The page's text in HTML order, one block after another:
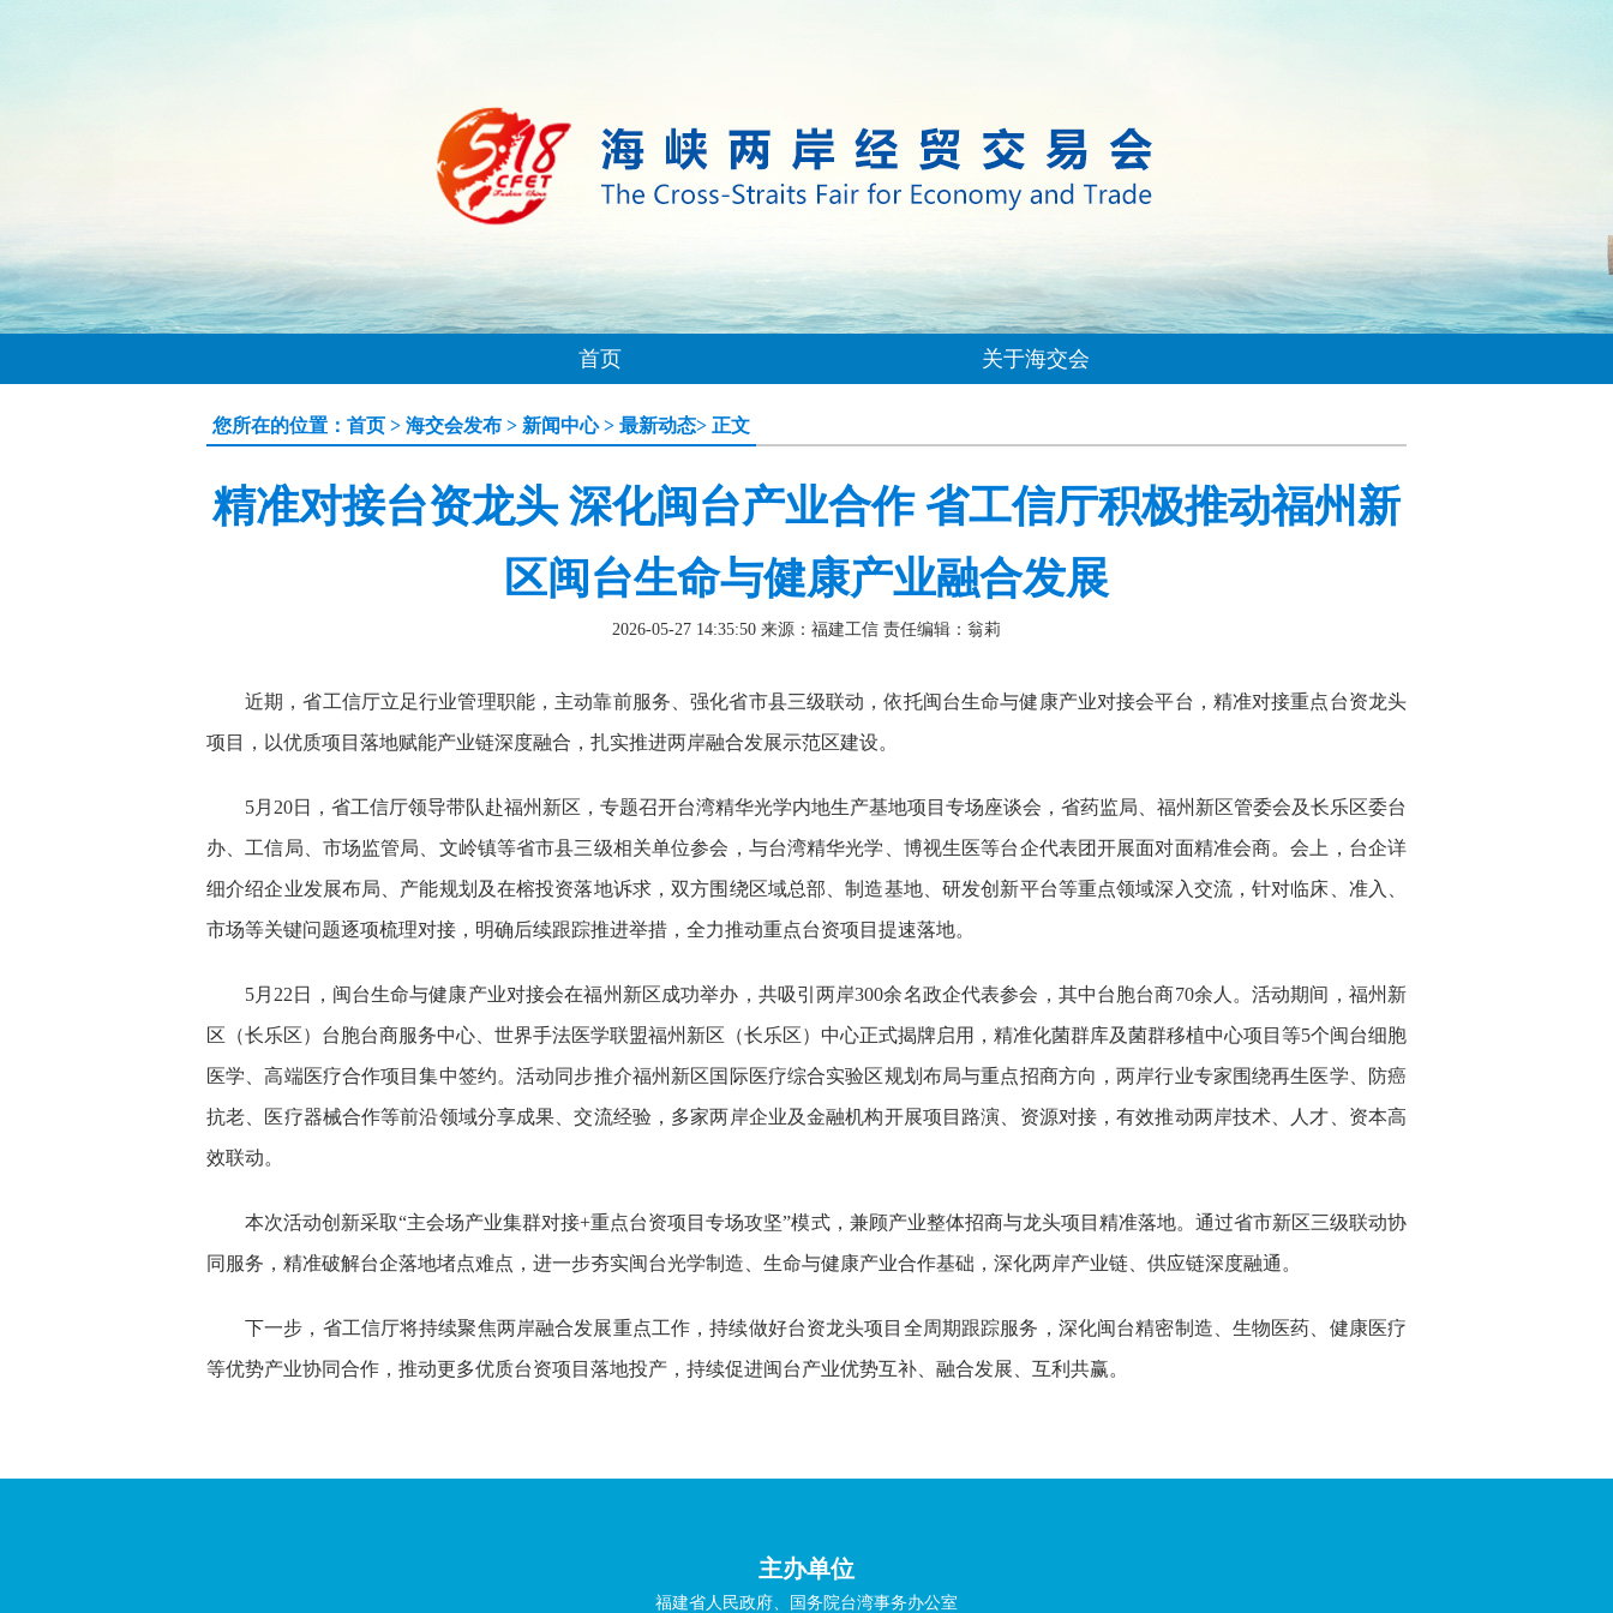
首页 关于海交会
您所在的位置： 首页 > 海交会发布 > 新闻中心> 最新动态> 正文
精准对接台资龙头 深化闽台产业合作 省工信厅积极推动福州新
区闽台生命与健康产业融合发展
2026-05-27 14:35:50 来源：福建工信 责任编辑：翁莉
近期，省工信厅立足行业管理职能，主动靠前服务、强化省市县三级联动，依托闽台生命与健康产业对接会平台，精准对接重点台资龙头
项目，以优质项目落地赋能产业链深度融合，扎实推进两岸融合发展示范区建设。
5月20日，省工信厅领导带队赴福州新区，专题召开台湾精华光学内地生产基地项目专场座谈会，省药监局、福州新区管委会及长乐区委台
办、工信局、市场监管局、文岭镇等省市县三级相关单位参会，与台湾精华光学、博视生医等台企代表团开展面对面精准会商。会上，台企详
细介绍企业发展布局、产能规划及在榕投资落地诉求，双方围绕区域总部、制造基地、研发创新平台等重点领域深入交流，针对临床、准入、
市场等关键问题逐项梳理对接，明确后续跟踪推进举措，全力推动重点台资项目提速落地。
5月22日，闽台生命与健康产业对接会在福州新区成功举办，共吸引两岸300余名政企代表参会，其中台胞台商70余人。活动期间，福州新
区（长乐区）台胞台商服务中心、世界手法医学联盟福州新区（长乐区）中心正式揭牌启用，精准化菌群库及菌群移植中心项目等5个闽台细胞
医学、高端医疗合作项目集中签约。活动同步推介福州新区国际医疗综合实验区规划布局与重点招商方向，两岸行业专家围绕再生医学、防癌
抗老、医疗器械合作等前沿领域分享成果、交流经验，多家两岸企业及金融机构开展项目路演、资源对接，有效推动两岸技术、人才、资本高
效联动。
本次活动创新采取“主会场产业集群对接+重点台资项目专场攻坚”模式，兼顾产业整体招商与龙头项目精准落地。通过省市新区三级联动协
同服务，精准破解台企落地堵点难点，进一步夯实闽台光学制造、生命与健康产业合作基础，深化两岸产业链、供应链深度融通。
下一步，省工信厅将持续聚焦两岸融合发展重点工作，持续做好台资龙头项目全周期跟踪服务，深化闽台精密制造、生物医药、健康医疗
等优势产业协同合作，推动更多优质台资项目落地投产，持续促进闽台产业优势互补、融合发展、互利共赢。
主办单位
福建省人民政府、国务院台湾事务办公室